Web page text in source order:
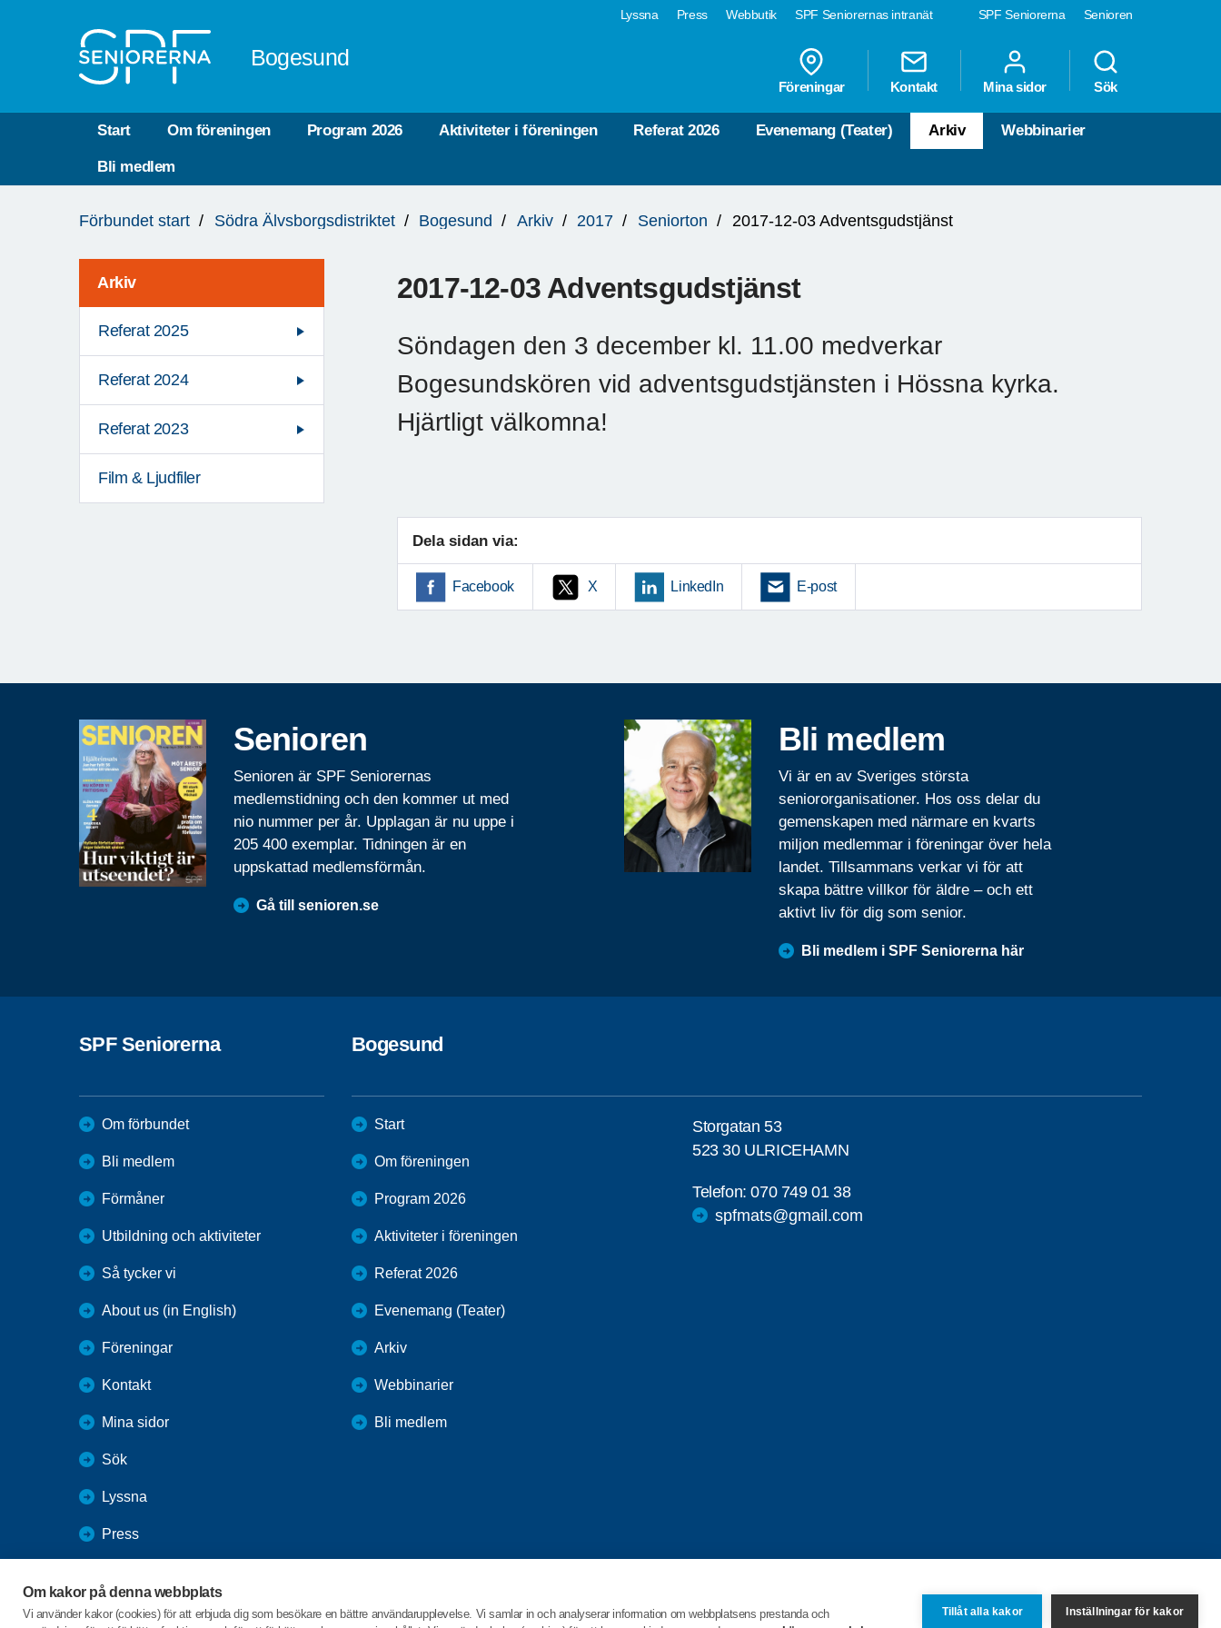
Om kakor på denna webbplats
Vi använder kakor (cookies) för att erbjuda dig som besökare en bättre användarupplevelse. Vi samlar in och analyserar information om webbplatsens prestanda och
Tillåt alla kakor Inställningar för kakor
SPF Seniorerna Senioren
Lyssna Press Webbutik SPF Seniorernas intranät
Bogesund
Föreningar Kontakt Mina sidor Sök
Start Om föreningen Program 2026 Aktiviteter i föreningen Referat 2026 Evenemang (Teater) Arkiv Webbinarier
Bli medlem
är
Förbundet start Södra Älvsborgsdistriktet Bogesund Arkiv 2017 Seniorton 2017-12-03 Adventsgudstjänst
Arkiv
Referat 2025
Referat 2024
Referat 2023
Film & Ljudfiler
2017-12-03 Adventsgudstjänst
Söndagen den 3 december kl. 11.00 medverkar
Bogesundskören vid adventsgudstjänsten i Hössna kyrka.
Hjärtligt välkomna!
Dela sidan via:
Facebook X LinkedIn E-post
Senioren
Senioren är SPF Seniorernas
medlemstidning och den kommer ut med
nio nummer per år. Upplagan är nu uppe i
205 400 exemplar. Tidningen är en
uppskattad medlemsförmån.
Gå till senioren.se
Bli medlem
Vi är en av Sveriges största
seniororganisationer. Hos oss delar du
gemenskapen med närmare en kvarts
miljon medlemmar i föreningar över hela
landet. Tillsammans verkar vi för att
skapa bättre villkor för äldre – och ett
aktivt liv för dig som senior.
Bli medlem i SPF Seniorerna här
SPF Seniorerna
Om förbundet
Bli medlem
Förmåner
Utbildning och aktiviteter
Så tycker vi
About us (in English)
Föreningar
Kontakt
Mina sidor
Sök
Lyssna
Press
SPF Seniorernas intranät
Bogesund
Start
Om föreningen
Program 2026
Aktiviteter i föreningen
Referat 2026
Evenemang (Teater)
Arkiv
Webbinarier
Bli medlem
Storgatan 53
523 30 ULRICEHAMN
Telefon:070 749 01 38
spfmats@gmail.com